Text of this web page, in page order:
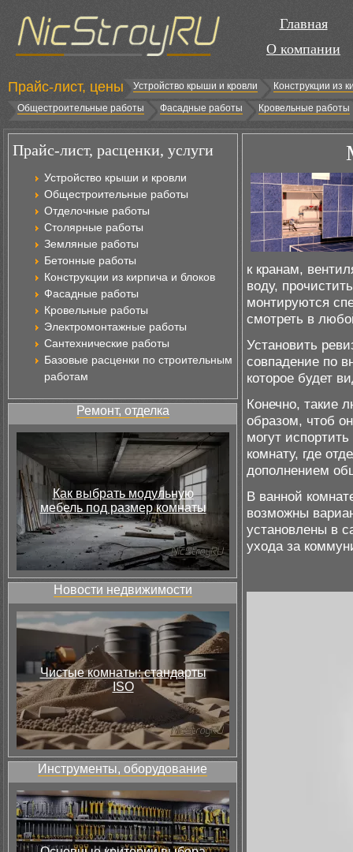
Главная
О компании
Прайс-лист, цены Устройство крыши и кровли
Конструкции из
Общестроительные работы
Фасадные работы Кровельные работы
Прайс-лист, расценки, услуги
Устройство крыши и кровли
Общестроительные работы
Отделочные работы
Столярные работы
Земляные работы
Бетонные работы
Конструкции из кирпича и блоков
Фасадные работы
Кровельные работы
Электромонтажные работы
Сантехнические работы
Базовые расценки по строительным
работам
Ремонт, отделка
Как выбрать модульную
мебель под размер комнаты
Новости недвижимости
Чистые комнаты: стандарты
ISO
Инструменты, оборудование
к кранам,
воду,
монтируются
смотреть в
Установить
совпадение по
которое будет
Конечно, такие
образом, чтоб
могут
комнату, где
дополнением
В ванной
возможны
установлены в
ухода за